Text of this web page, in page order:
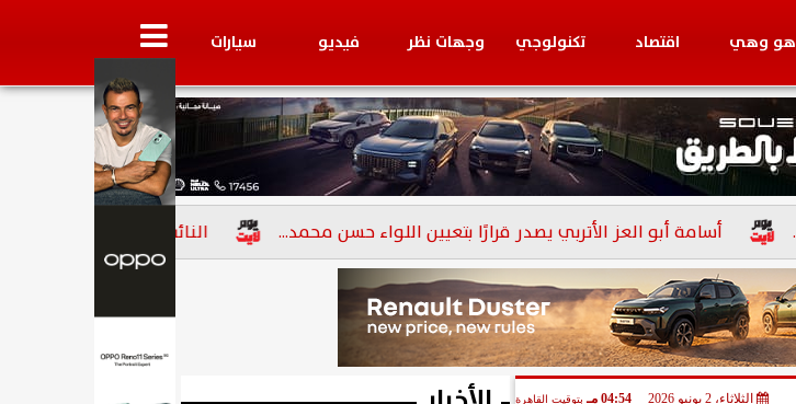
هو وهي اقتصاد
بنوك
تكنولوجي وجهات نظر فيديو سيارات
النائب أسامة أبو العز الإتربي: ثورة 23 يوليو محطة وطنية... أسامة أبو العز الأتربي يصدر قرارًا بتعيين اللواء حسن محمد...
الثلاثاء، 2 يونيو 2026 04:54 مـ بتوقيت القاهرة